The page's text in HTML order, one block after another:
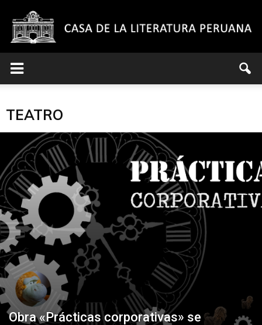
la
Literatura
Peruana
TEATRO
Obra «Prácticas corporativas» se